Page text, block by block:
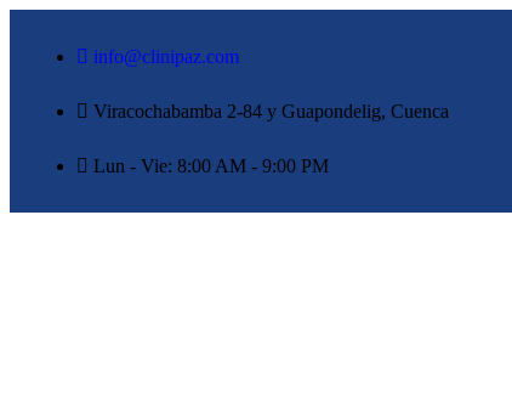
info@clinipaz.com
Viracochabamba 2-84 y Guapondelig, Cuenca
Lun - Vie: 8:00 AM - 9:00 PM